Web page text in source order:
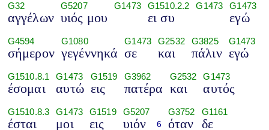
G32
αγγέλων
G5207
υιός μου
G1473 G1510.2.2
ει συ
G1473 G1473
εγώ
G4594
σήμερον
G1080
γεγέννηκά
G1473
σε
G2532
και
G3825
πάλιν
G1473
εγώ
G1510.8.1
έσομαι
G1473
αυτώ
G1519
εις
G3962
πατέρα
G2532
και
G1473
αυτός
G1510.8.3
έσται
G1473
μοι
G1519
εις
G5207
υιόν 6
G3752
όταν
G1161
δε